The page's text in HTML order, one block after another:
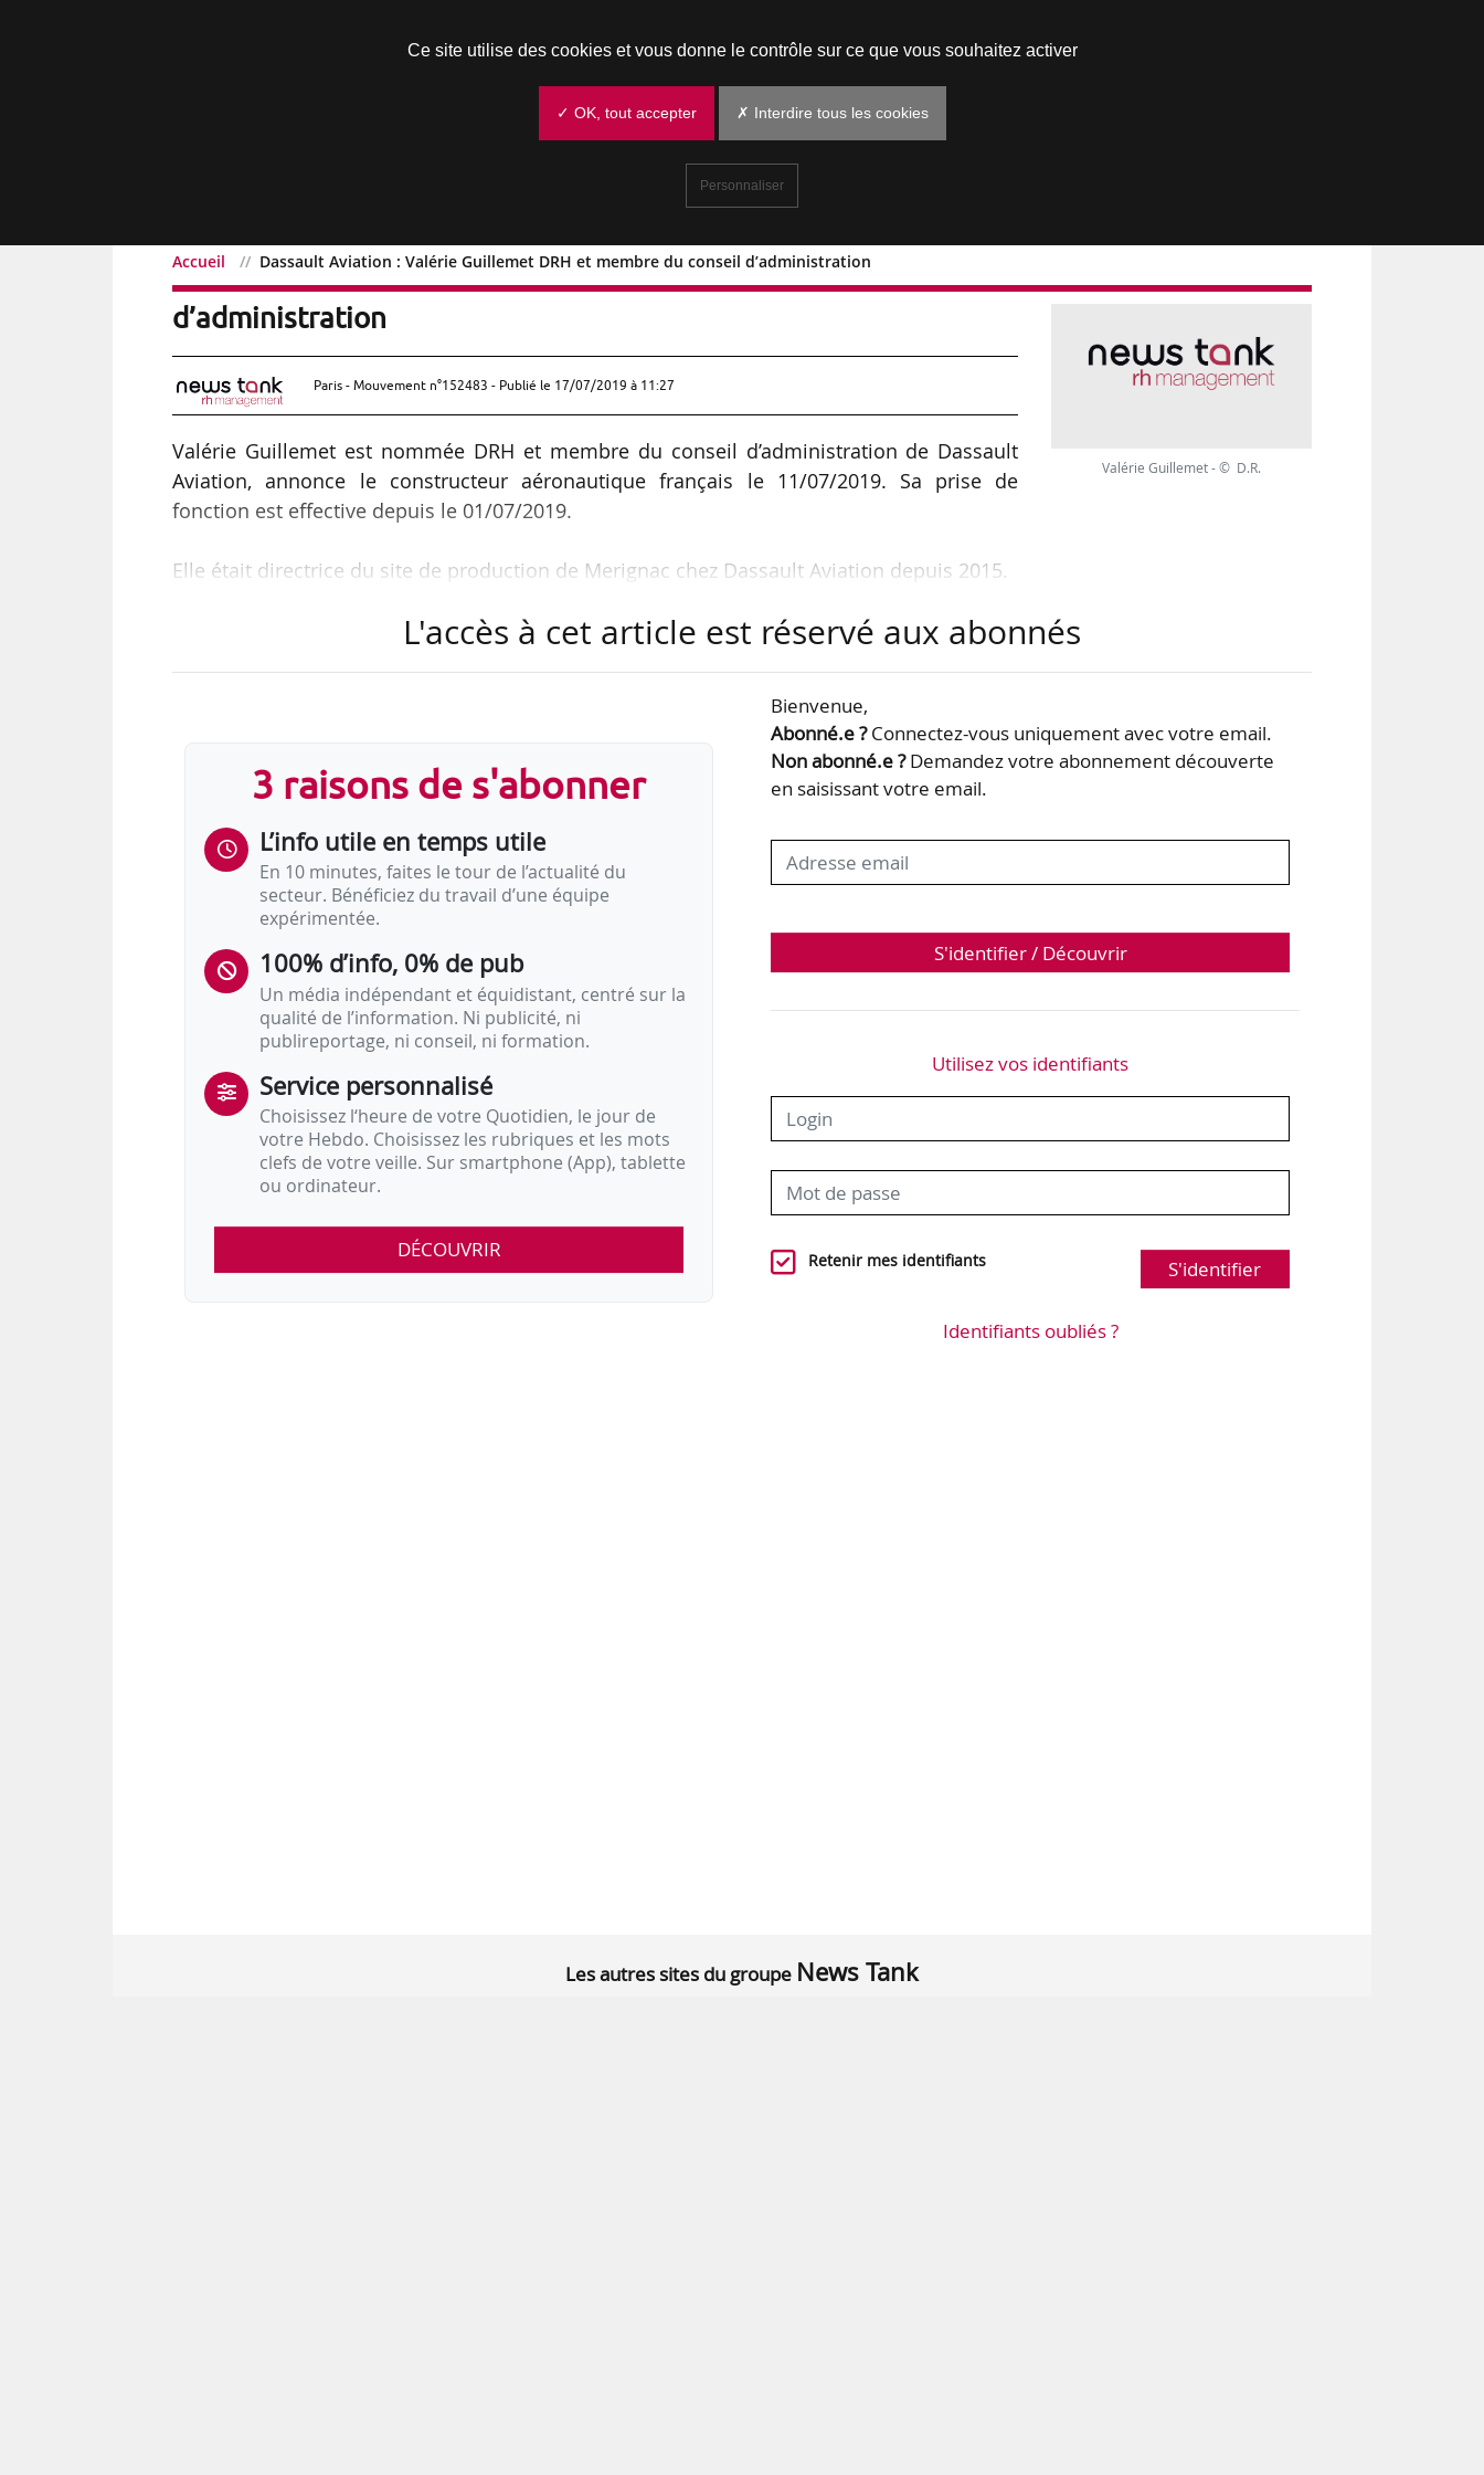
Accueil Dassault Aviation : Valérie Guillemet DRH et membre du conseil d’administration
Dassault Aviation : Valérie Guillemet DRH et membre du conseil
d’administration
Paris - Mouvement n°152483 - Publié le 17/07/2019 à 11:27
Valérie Guillemet est nommée DRH et membre du conseil d’administration de Dassault
Aviation, annonce le constructeur aéronautique français le 11/07/2019. Sa prise de
fonction est effective depuis le 01/07/2019.
Elle était directrice du site de production de Merignac chez Dassault Aviation depuis 2015.
Valérie Guillemet - © D.R.
L'accès à cet article est réservé aux abonnés
3 raisons de s'abonner
L’info utile en temps utile
En 10 minutes, faites le tour de l’actualité du
secteur. Bénéficiez du travail d’une équipe
expérimentée.
100% d’info, 0% de pub
Un média indépendant et équidistant, centré sur la
qualité de l’information. Ni publicité, ni
publireportage, ni conseil, ni formation.
Service personnalisé
Choisissez l‘heure de votre Quotidien, le jour de
votre Hebdo. Choisissez les rubriques et les mots
clefs de votre veille. Sur smartphone (App), tablette
ou ordinateur.
DÉCOUVRIR
Bienvenue,
Abonné.e ?Connectez-vous uniquement avec votre email.
Non abonné.e ?Demandez votre abonnement découverte
en saisissant votre email.
S'identifier / Découvrir
Utilisez vos identifiants
Retenir mes identifiants S'identifier
Identifiants oubliés ?
Les autres sites du groupe News Tank
Ce site utilise des cookies et vous donne le contrôle sur ce que vous souhaitez activer
✓ OK, tout accepter ✗ Interdire tous les cookies
Personnaliser